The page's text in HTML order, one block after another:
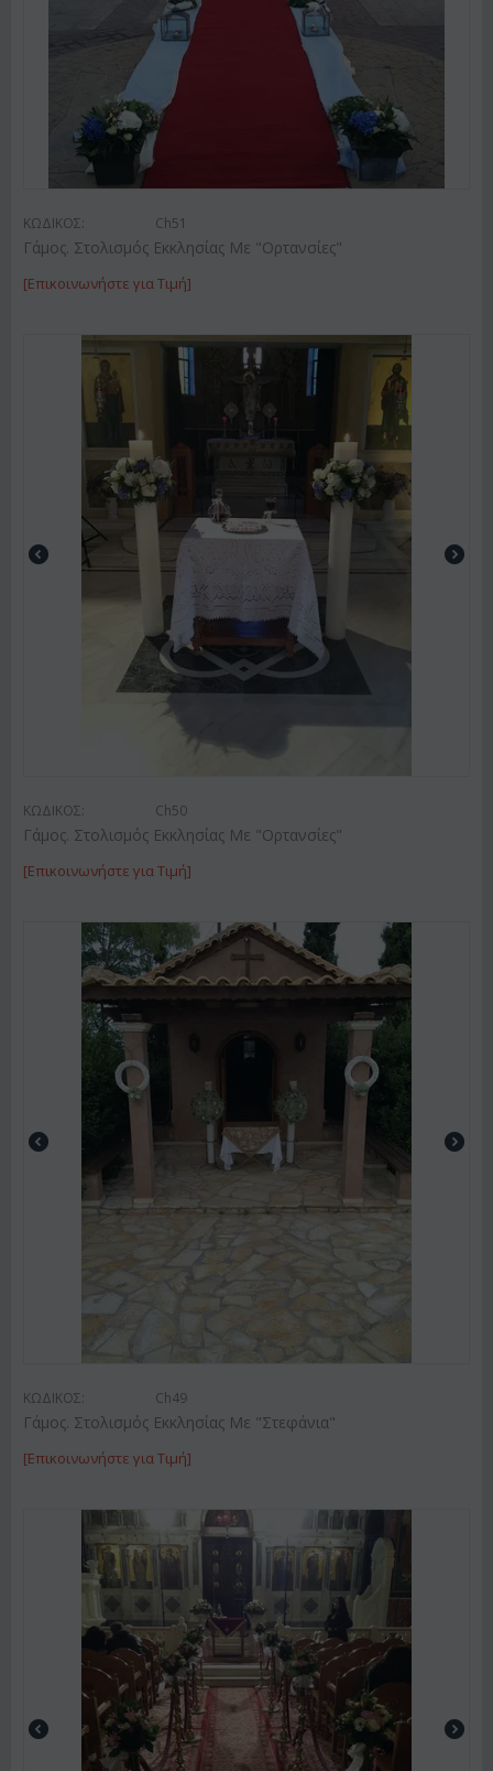
ΚΩΔΙΚΟΣ: Ch51
Γάμος. Στολισμός Εκκλησίας Με "Ορτανσίες"
[Επικοινωνήστε για Τιμή]
ΚΩΔΙΚΟΣ: Ch50
Γάμος. Στολισμός Εκκλησίας Με "Ορτανσίες"
[Επικοινωνήστε για Τιμή]
ΚΩΔΙΚΟΣ: Ch49
Γάμος. Στολισμός Εκκλησίας Με "Στεφάνια"
[Επικοινωνήστε για Τιμή]